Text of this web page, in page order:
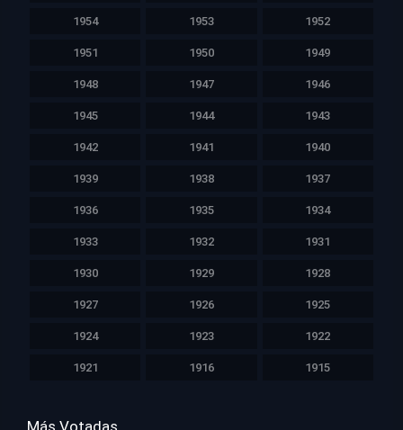
1954 1953 1952
1951 1950 1949
1948 1947 1946
1945 1944 1943
1942 1941 1940
1939 1938 1937
1936 1935 1934
1933 1932 1931
1930 1929 1928
1927 1926 1925
1924 1923 1922
1921 1916 1915